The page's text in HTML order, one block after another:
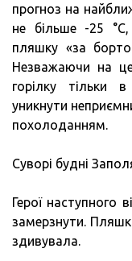
прогноз на
не більше -25
пляшку «за
Незважаючи на
горілку тільки
уникнути
похолоданням.
Суворі будні
Герої наступного
замерзнути.
здивувала.